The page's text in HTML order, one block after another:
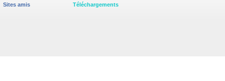
Sites amis
Téléchargements